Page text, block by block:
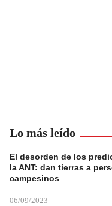
Lo más leído
El desorden de los
la ANT: dan tierras a
campesinos
06/09/2023